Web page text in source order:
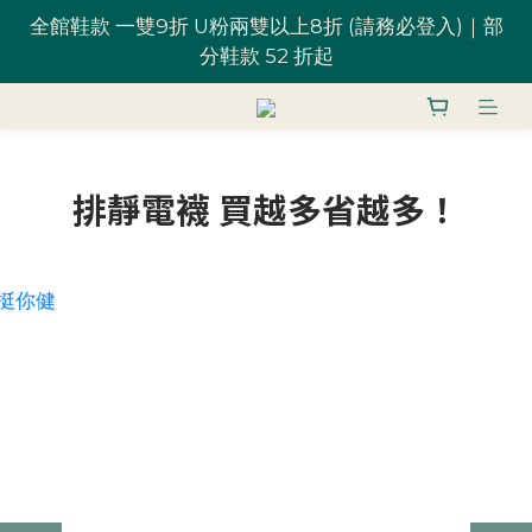
全館鞋款 一雙9折 U粉兩雙以上8折 (請務必登入)｜部
分鞋款 52 折起
全館鞋款 一雙9折 U粉兩雙以上8折 (請務必登入)｜部
分鞋款 52 折起
台灣滿 $1,700 享免運優惠
U粉就是你！加入會員 $200 購物金馬上用~
排靜電襪 買越多省越多！